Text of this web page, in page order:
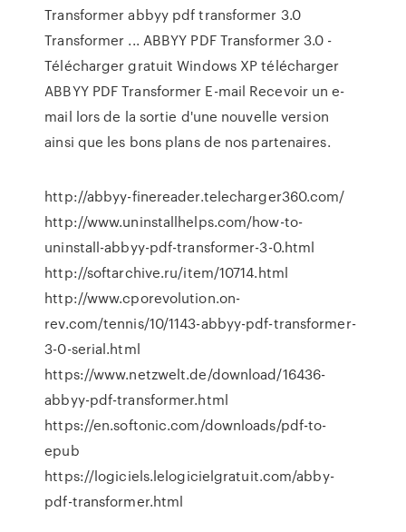
Transformer abbyy pdf transformer 3.0
Transformer ... ABBYY PDF Transformer 3.0 -
Télécharger gratuit Windows XP télécharger
ABBYY PDF Transformer E-mail Recevoir un e-
mail lors de la sortie d'une nouvelle version
ainsi que les bons plans de nos partenaires.
http://abbyy-finereader.telecharger360.com/
http://www.uninstallhelps.com/how-to-
uninstall-abbyy-pdf-transformer-3-0.html
http://softarchive.ru/item/10714.html
http://www.cporevolution.on-
rev.com/tennis/10/1143-abbyy-pdf-transformer-
3-0-serial.html
https://www.netzwelt.de/download/16436-
abbyy-pdf-transformer.html
https://en.softonic.com/downloads/pdf-to-
epub
https://logiciels.lelogicielgratuit.com/abby-
pdf-transformer.html